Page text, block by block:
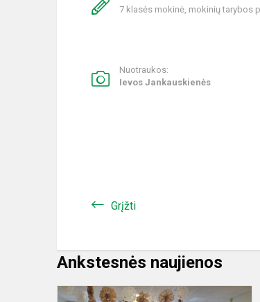
7 klasės mokinė, mokinių tarybos
Nuotraukos:
Ievos Jankauskienės
Grįžti
Ankstesnės naujienos